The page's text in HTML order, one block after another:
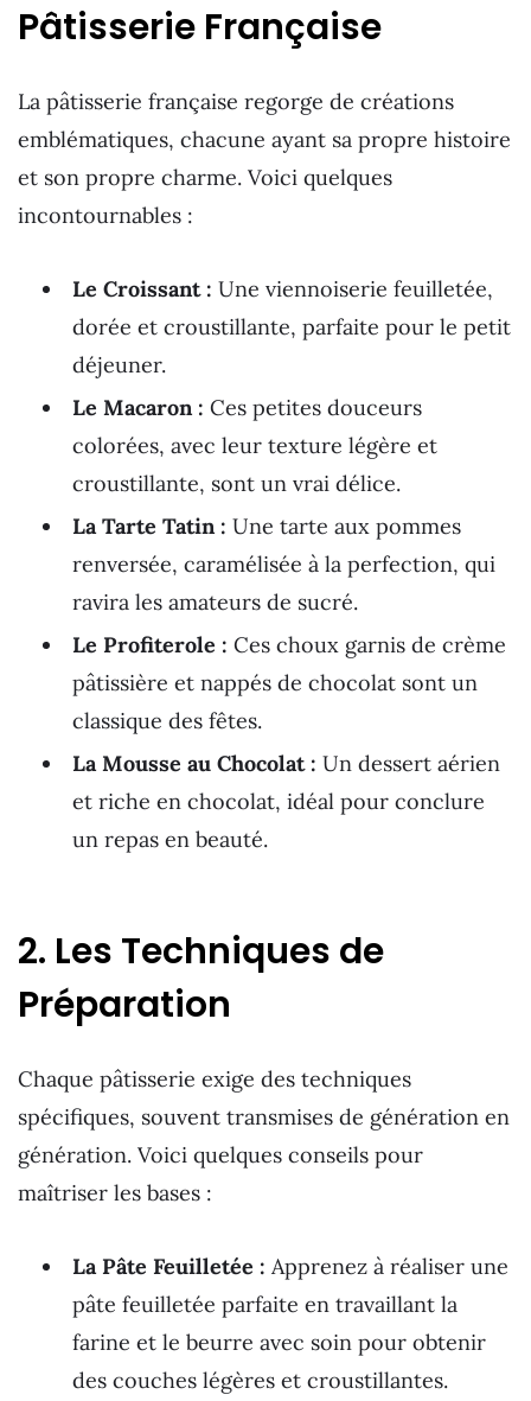
Pâtisserie Française
La pâtisserie française regorge de créations
emblématiques, chacune ayant sa propre histoire
et son propre charme. Voici quelques
incontournables :
Le Croissant : Une viennoiserie feuilletée,
dorée et croustillante, parfaite pour le petit
déjeuner.
Le Macaron : Ces petites douceurs
colorées, avec leur texture légère et
croustillante, sont un vrai délice.
La Tarte Tatin : Une tarte aux pommes
renversée, caramélisée à la perfection, qui
ravira les amateurs de sucré.
Le Profiterole : Ces choux garnis de crème
pâtissière et nappés de chocolat sont un
classique des fêtes.
La Mousse au Chocolat : Un dessert aérien
et riche en chocolat, idéal pour conclure
un repas en beauté.
2. Les Techniques de
Préparation
Chaque pâtisserie exige des techniques
spécifiques, souvent transmises de génération en
génération. Voici quelques conseils pour
maîtriser les bases :
La Pâte Feuilletée : Apprenez à réaliser une
pâte feuilletée parfaite en travaillant la
farine et le beurre avec soin pour obtenir
des couches légères et croustillantes.